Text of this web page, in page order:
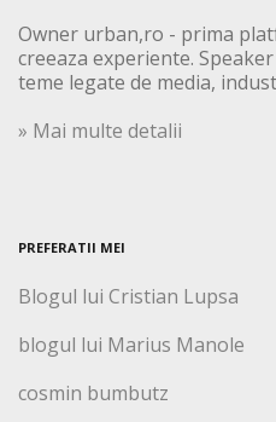
Owner urban,ro - prima
creeaza experiente.
teme legate de media,
» Mai multe detalii
PREFERATII MEI
Blogul lui Cristian Lupsa
blogul lui Marius Manole
cosmin bumbutz